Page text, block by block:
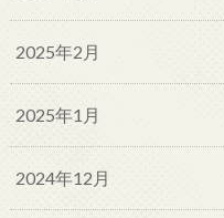
2025年2月
2025年1月
2024年12月